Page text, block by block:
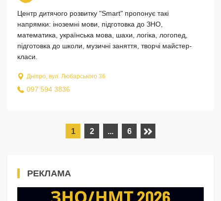
Центр дитячого розвитку "Smart" пропонує такі
напрямки: іноземні мови, підготовка до ЗНО,
математика, українська мова, шахи, логіка, логопед,
підготовка до школи, музичні заняття, творчі майстер-
класи.
Дніпро, вул. Любарського 36
097 594 3836
1 2 ... 6
РЕКЛАМА